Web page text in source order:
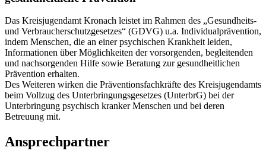
Das Kreisjugendamt Kronach leistet im Rahmen des „Gesundheits-
und Verbraucherschutzgesetzes“ (GDVG) u.a. Individualprävention,
indem Menschen, die an einer psychischen Krankheit leiden,
Informationen über Möglichkeiten der vorsorgenden, begleitenden
und nachsorgenden Hilfe sowie Beratung zur gesundheitlichen
Prävention erhalten.
Des Weiteren wirken die Präventionsfachkräfte des Kreisjugendamts
beim Vollzug des Unterbringungsgesetzes (UnterbrG) bei der
Unterbringung psychisch kranker Menschen und bei deren
Betreuung mit.
Ansprechpartner